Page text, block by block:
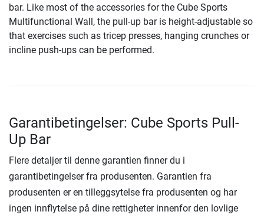
bar. Like most of the accessories for the Cube Sports
Multifunctional Wall, the pull-up bar is height-adjustable so
that exercises such as tricep presses, hanging crunches or
incline push-ups can be performed.
Garantibetingelser: Cube Sports Pull-
Up Bar
Flere detaljer til denne garantien finner du i
garantibetingelser fra produsenten. Garantien fra
produsenten er en tilleggsytelse fra produsenten og har
ingen innflytelse på dine rettigheter innenfor den lovlige